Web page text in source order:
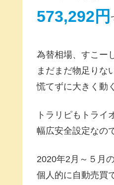
573,292円
為替相場、すこー
まだまだ物足りな
慌てずに大きく動
トラリピもトライ
幅広安全設定なの
2020年2月～５月
個人的に自動売買